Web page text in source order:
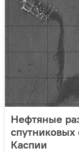
Нефтяные
Каспии